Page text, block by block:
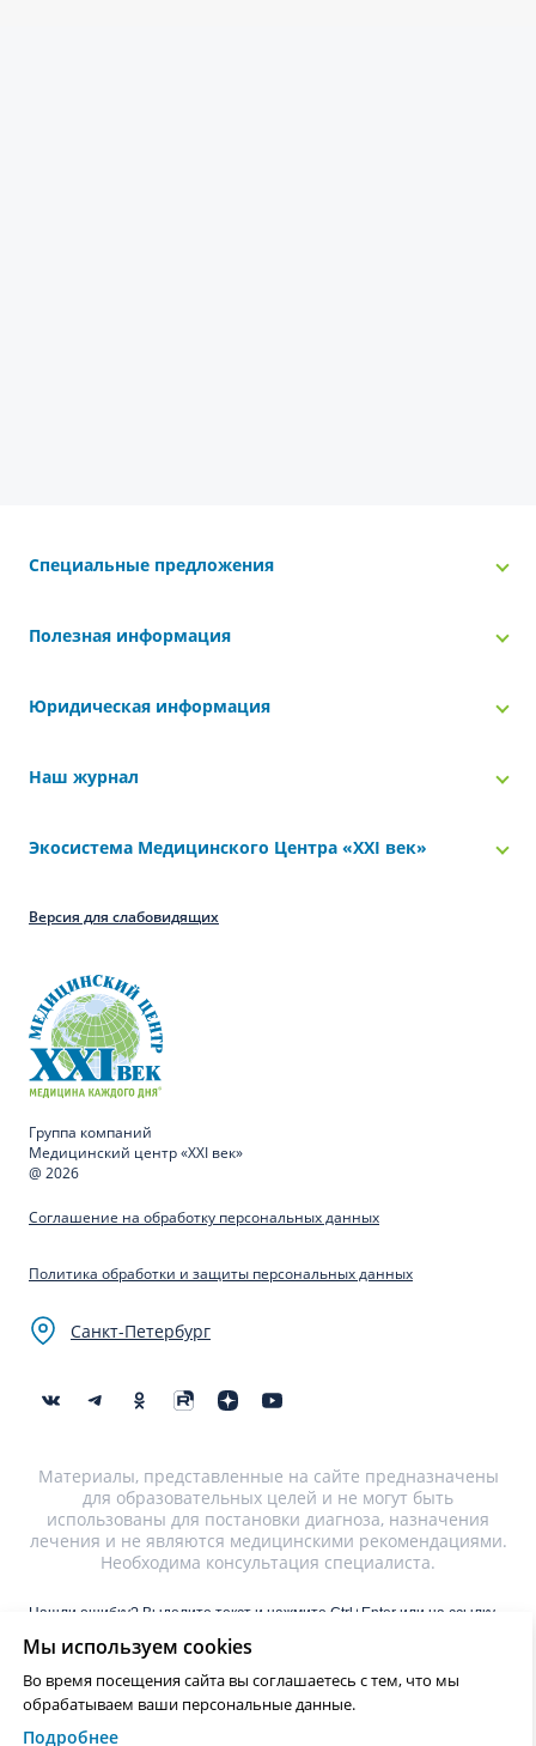
Специальные предложения
Полезная информация
Юридическая информация
Наш журнал
Экосистема Медицинского Центра «‎XXI век»
Версия для слабовидящих
Группа компаний
Медицинский центр «XXI век»
@ 2026
Соглашение на обработку персональных данных
Политика обработки и защиты персональных данных
Санкт-Петербург
Материалы, представленные на сайте предназначены
для образовательных целей и не могут быть
использованы для постановки диагноза, назначения
лечения и не являются медицинскими рекомендациями.
Необходима консультация специалиста.
Нашли ошибку? Выделите текст и нажмите Ctrl+Enter или на ссылку
Мы используем cookies
Во время посещения сайта вы соглашаетесь с тем, что мы
обрабатываем ваши персональные данные.
Подробнее